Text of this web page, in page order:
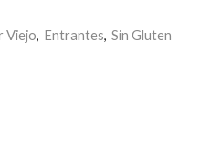
Viejo Entrantes Sin Gluten